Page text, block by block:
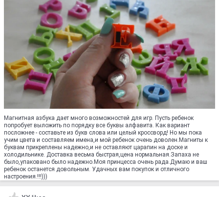
Магнитная азбука дает много возможностей для игр. Пусть ребенок
попробует выложить по порядку все буквы алфавита. Как вариант
посложнее - составьте из букв слова или целый кроссворд! Но мы пока
учим цвета и составляем имена,и мой ребенок очень доволен.Магниты к
буквам прикреплены надежно,и не оставляют царапин на доске и
холодильнике. Доставка весьма быстрая,цена нормальная.Запаха не
было,упаковано было надежно.Моя принцесса очень рада.Думаю и ваш
ребенок останется довольным. Удачных вам покупок и отличного
настроения.!!!)))